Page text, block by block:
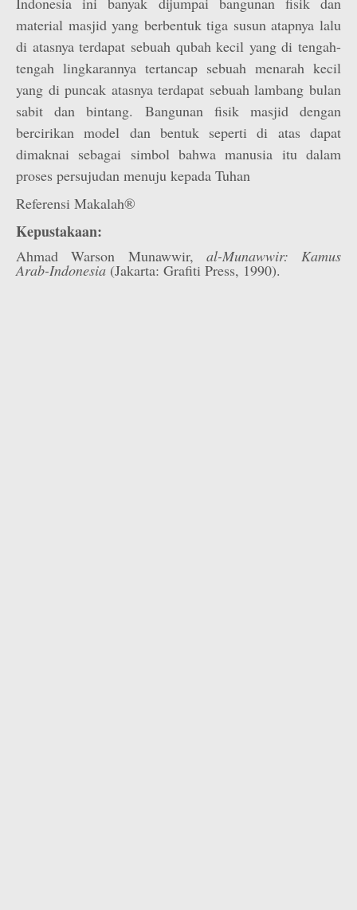
material masjid yang berbentuk tiga susun atapnya lalu
di atasnya terdapat sebuah qubah kecil yang di tengah-
tengah lingkarannya tertancap sebuah menarah kecil
yang di puncak atasnya terdapat sebuah lambang bulan
sabit dan bintang. Bangunan fisik masjid dengan
bercirikan model dan bentuk seperti di atas dapat
dimaknai sebagai simbol bahwa manusia itu dalam
proses persujudan menuju kepada Tuhan
Referensi Makalah®
Kepustakaan:
Ahmad Warson Munawwir, al-Munawwir: Kamus
Arab-Indonesia (Jakarta: Grafiti Press, 1990).